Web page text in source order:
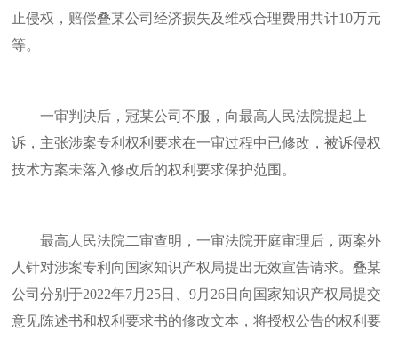
止侵权，赔偿叠某公司经济损失及维权合理费用共计10万元
等。
一审判决后，冠某公司不服，向最高人民法院提起上
诉，主张涉案专利权利要求在一审过程中已修改，被诉侵权
技术方案未落入修改后的权利要求保护范围。
最高人民法院二审查明，一审法院开庭审理后，两案外
人针对涉案专利向国家知识产权局提出无效宣告请求。叠某
公司分别于2022年7月25日、9月26日向国家知识产权局提交
意见陈述书和权利要求书的修改文本，将授权公告的权利要